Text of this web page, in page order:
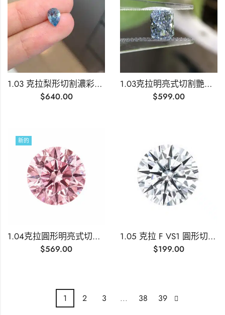
1.03 克拉梨形切割濃彩藍色實驗室培育鑽石
$640.00
1.03克拉明亮式切割艷彩濃藍色實驗室培育鑽石
$599.00
新的
1.04克拉圓形明亮式切割實驗室培育粉紅鑽
$569.00
1.05 克拉 F VS1 圓形切割實驗室培育鑽石
$199.00
1 2 3 ... 38 39